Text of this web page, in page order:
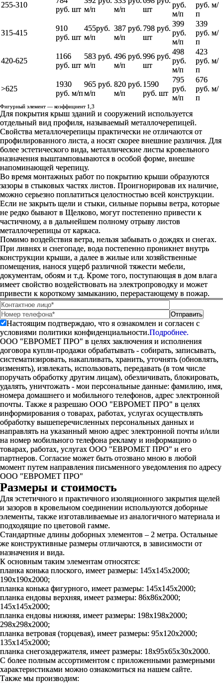
255-310
руб. шт м/п
м/п
шт
руб.
м/п
руб. м/
п
315-415
910
руб. шт
455руб.
м/п
387 руб.
м/п
798 руб.
шт
399
руб.
м/п
339
руб. м/
п
420-625
1166
руб. шт
583 руб.
м/п
496 руб.
м/п
996 руб.
шт
498
руб.
м/п
423
руб. м/
п
>625
1930
руб. м/п
965 руб.
м/п
820 руб.
м/п
1590
руб. шт
795
руб.
м/п
676
руб. м/
п
Фигурный элемент — коэффициент 1,3
Для покрытия крыш зданий и сооружений используется
отдельный вид профиля, называемый металлочерепицей.
Свойства металлочерепицы практически не отличаются от
профилированного листа, а носят скорее внешние различия. Для
более эстетического вида, металлические листы кровельного
назначения выштамповываются в особой форме, внешне
напоминающей черепицу.
Во время монтажных работ по покрытию крыши образуются
зазоры в стыковых частях листов. Проигнорировав их наличие,
можно серьезно поплатиться целостностью всей конструкции.
Если не закрыть щели и стыки, сильные порывы ветра, которые
не редко бывают в Щелково, могут постепенно привести к
частичному, а в дальнейшем полному отрыву листов
металлочерепицы от каркаса.
Помимо воздействия ветра, нельзя забывать о дождях и снегах.
При ливнях и снегопаде, вода постепенно проникнет внутрь
конструкции крыши, а далее в жилые или хозяйственные
помещения, нанося ущерб различной тяжести мебели,
документам, обоям и т.д. Кроме того, поступающая в дом влага
имеет свойство воздействовать на электропроводку и может
привести к короткому замыканию, перерастающему в пожар.
Настоящим подтверждаю, что я ознакомлен и согласен с
условиями политики конфиденциальности.Подробнее.
ООО "ЕВРОМЕТ ПРО" в целях заключения и исполнения
договора купли-продажи обрабатывать - собирать, записывать,
систематизировать, накапливать, хранить, уточнять (обновлять,
изменять), извлекать, использовать, передавать (в том числе
поручать обработку другим лицам), обезличивать, блокировать,
удалять, уничтожать - мои персональные данные: фамилию, имя,
номера домашнего и мобильного телефонов, адрес электронной
почты. Также я разрешаю ООО "ЕВРОМЕТ ПРО" в целях
информирования о товарах, работах, услугах осуществлять
обработку вышеперечисленных персональных данных и
направлять на указанный мною адрес электронной почты и/или
на номер мобильного телефона рекламу и информацию о
товарах, работах, услугах ООО "ЕВРОМЕТ ПРО" и его
партнеров. Согласие может быть отозвано мною в любой
момент путем направления письменного уведомления по адресу
ООО "ЕВРОМЕТ ПРО"
Размеры и стоимость
Для эстетичного и практичного изоляционного закрытия щелей
и зазоров в кровельном соединении используются доборные
элементы, также изготавливаемые из аналогичного материала и
подходящие по цветовой гамме.
Стандартные длины доборных элементов – 2 метра. Остальные
же конструктивные размеры отличаются, в зависимости от
назначения и вида.
К основным таким элементам относятся:
планка конька плоского, имеет размеры: 145х145х2000;
190х190х2000;
планка конька фигурного, имеет размеры: 145х145х2000;
планка ендовы верхняя, имеет размеры: 86х86х2000;
145х145х2000;
планка ендовы нижняя, имеет размеры: 198х198х2000;
298х298х2000;
планка ветровая (торцевая), имеет размеры: 95х120х2000;
135х145х2000;
планка снегозадержателя, имеет размеры: 18х95х65х30х2000.
С более полным ассортиментом с приложенными размерными
характеристиками можно ознакомиться на нашем сайте.
Также мы производим: